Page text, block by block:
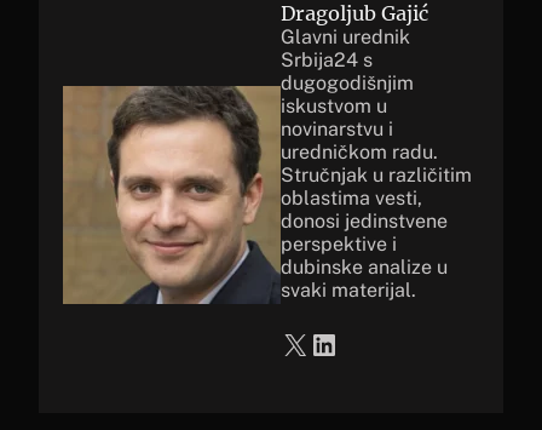
Dragoljub Gajić
Glavni urednik
Srbija24 s
dugogodišnjim
iskustvom u
novinarstvu i
uredničkom radu.
Stručnjak u različitim
oblastima vesti,
donosi jedinstvene
perspektive i
dubinske analize u
svaki materijal.
X LinkedIn